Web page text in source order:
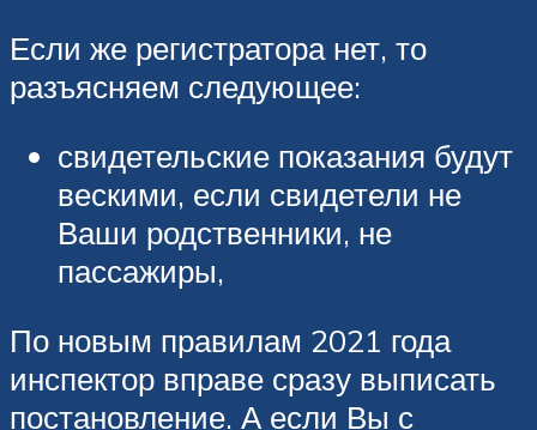
Если же регистратора нет, то
разъясняем следующее:
свидетельские показания будут
вескими, если свидетели не
Ваши родственники, не
пассажиры,
По новым правилам 2021 года
инспектор вправе сразу выписать
постановление. А если Вы с